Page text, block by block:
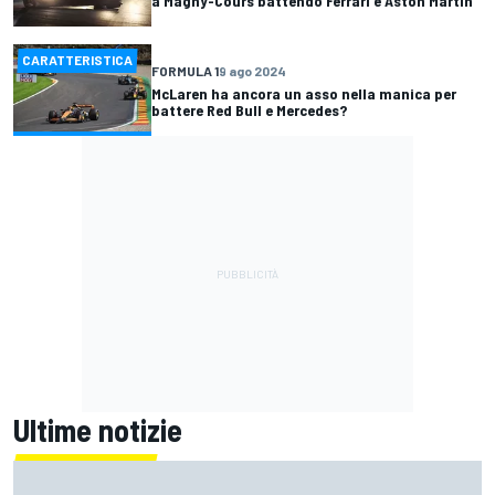
CARATTERISTICA
FORMULA 19 ago 2024
McLaren ha ancora un asso nella manica per
battere Red Bull e Mercedes?
Ultime notizie